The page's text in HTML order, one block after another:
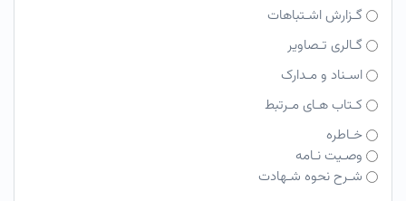
گـزارش اشـتباهات
گـالری تـصاویر
اسـناد و مـدارک
کـتاب هـای مـرتبط
خـاطره
وصـیت نـامه
شـرح نحوه شـهادت